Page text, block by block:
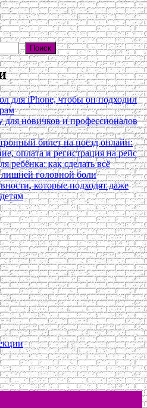
Поиск
для iPhone, чтобы он подходил
для новичков и профессионалов
билет на поезд онлайн:
оплата и регистрация на рейс
ребёнка: как сделать всё
лишней головной боли
которые подходят даже